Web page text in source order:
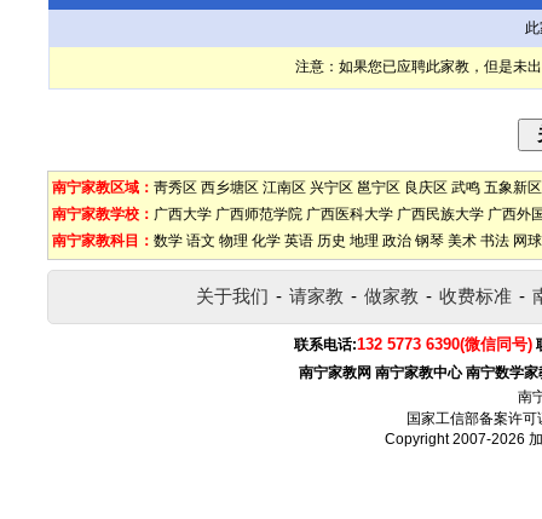
注意：如果您已应聘此家教，但是未
南宁家教区域： 靑秀区 西乡塘区 江南区 兴宁区 邕宁区 良庆区 武鸣 五象新区
南宁家教学校： 广西大学 广西师范学院 广西医科大学 广西民族大学 广西外
南宁家教科目： 数学 语文 物理 化学 英语 历史 地理 政治 钢琴 美术 书法 网球
关于我们 - 请家教 - 做家教 - 收费标准 -
联系电话:132 5773 6390(微信同号)
南宁家教网 南宁家教中心 南宁数学家
南
国家工信部备案许可
Copyright 2007-2026